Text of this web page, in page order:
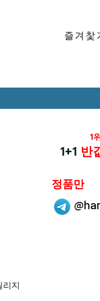
즐겨찿
1
1+1 반
정품만
리지